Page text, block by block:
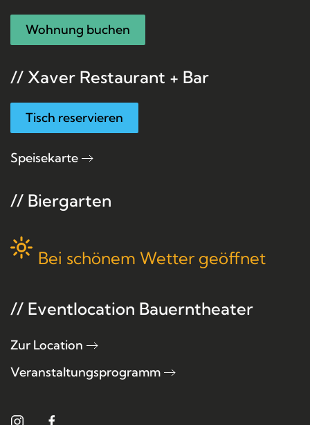
Wohnung buchen
// Xaver Restaurant + Bar
Tisch reservieren
Speisekarte
// Biergarten
Bei schönem Wetter geöffnet
// Eventlocation Bauerntheater
Zur Location
Veranstaltungsprogramm